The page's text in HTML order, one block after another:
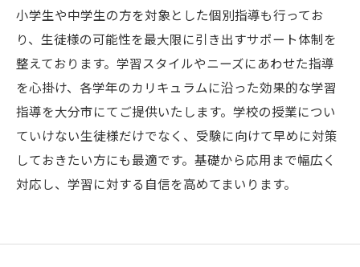
小学生や中学生の方を対象とした個別指導も行ってお
り、生徒様の可能性を最大限に引き出すサポート体制を
整えております。学習スタイルやニーズにあわせた指導
を心掛け、各学年のカリキュラムに沿った効果的な学習
指導を大分市にてご提供いたします。学校の授業につい
ていけない生徒様だけでなく、受験に向けて早めに対策
しておきたい方にも最適です。基礎から応用まで幅広く
対応し、学習に対する自信を高めてまいります。